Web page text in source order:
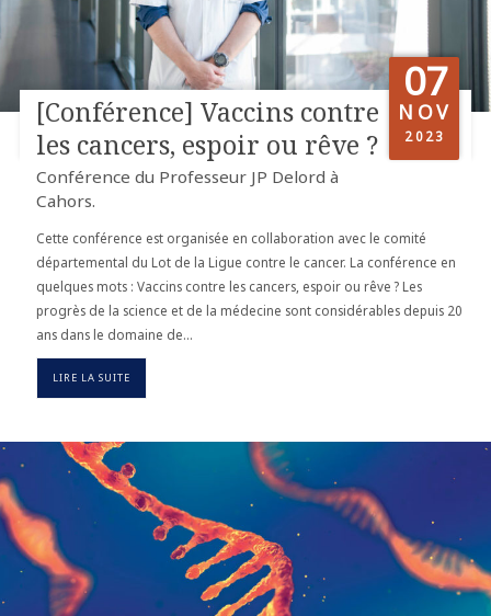
07
NOV
2023
[Conférence] Vaccins contre
les cancers, espoir ou rêve ?
Conférence du Professeur JP Delord à
Cahors.
Cette conférence est organisée en collaboration avec le comité
départemental du Lot de la Ligue contre le cancer. La conférence en
quelques mots : Vaccins contre les cancers, espoir ou rêve ? Les
progrès de la science et de la médecine sont considérables depuis 20
ans dans le domaine de…
LIRE LA SUITE